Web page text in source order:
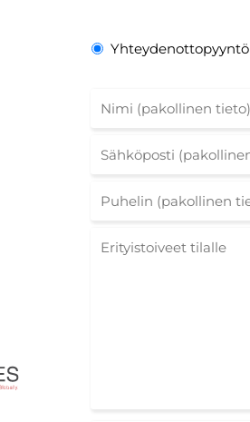
Yhteydenottopyyntö